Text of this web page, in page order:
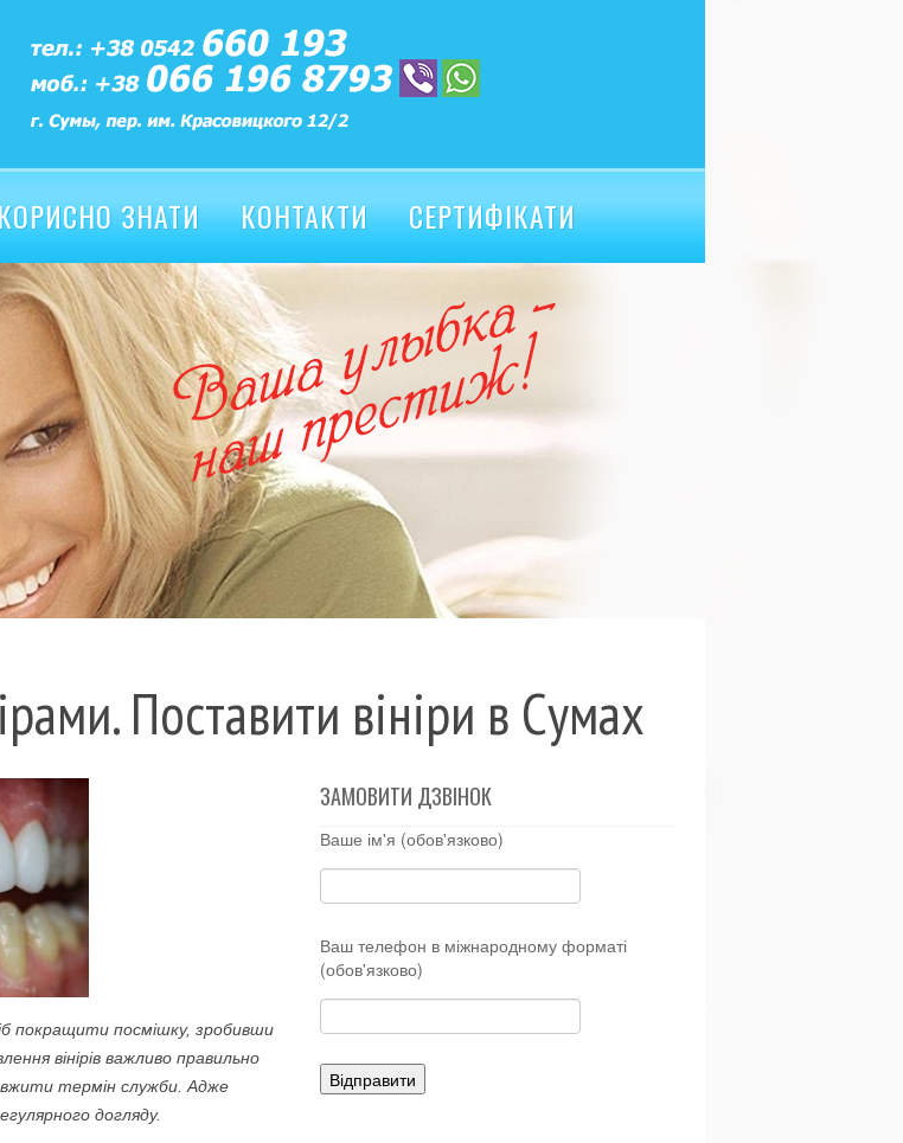
ЗНАТИ КОНТАКТИ
СЕРТИФІКАТИ
Поставити вініри в Сумах
покращити посмішку, зробивши
вінірів важливо правильно
термін служби. Адже
догляду.
ЗАМОВИТИ ДЗВІНОК
Ваше ім'я (обов'язково)
Ваш телефон в міжнародному форматі
(обов'язково)